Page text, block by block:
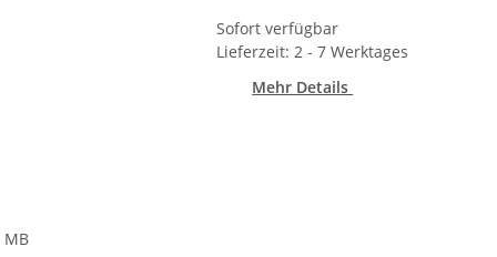
Sofort verfügbar
Lieferzeit: 2 - 7 Werktages
Mehr Details